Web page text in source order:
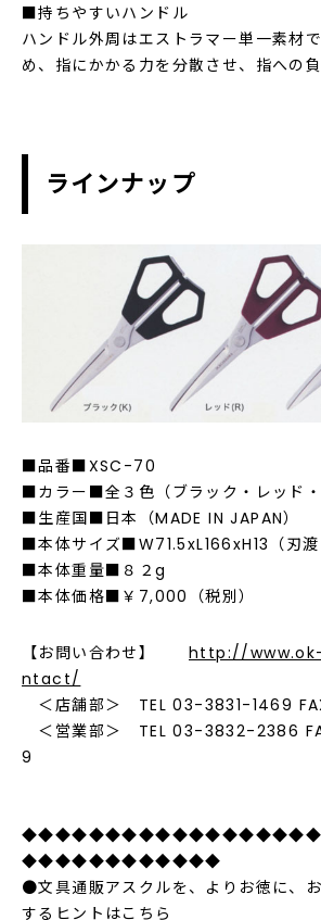
■持ちやすいハンドル
ハンドル外周はエストラマー単一素材
め、指にかかる力を分散させ、指への負
ラインナップ
■品番■XSC-70
■カラー■全３色（ブラック・レッド・
■生産国■日本（MADE IN JAPAN）
■本体サイズ■W71.5xL166xH13（刃
■本体重量■８２g
■本体価格■￥7,000（税別）
【お問い合わせ】 http://
ntact/
＜店舗部＞ TEL 03-3831-1469
＜営業部＞ TEL 03-3832-2386
9
◆◆◆◆◆◆◆◆◆◆◆◆
●文具通販アスクルを、よりお徳に、
するヒントはこちら